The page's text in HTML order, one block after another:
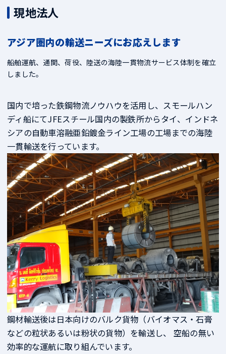
現地法人
アジア圏内の輸送ニーズにお応えします
船舶運航、通関、荷役、陸送の海陸一貫物流サービス体制を確立
しました。
国内で培った鉄鋼物流ノウハウを活用し、スモールハン
ディ船にてJFEスチール国内の製鉄所からタイ、インドネ
シアの自動車溶融亜鉛鍍金ライン工場の工場までの海陸
一貫輸送を行っています。
鋼材輸送後は日本向けのバルク貨物（バイオマス・石膏
などの粒状あるいは粉状の貨物）を輸送し、 空船の無い
効率的な運航に取り組んでいます。